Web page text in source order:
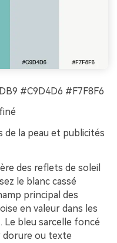
#C9D4D6 #F7F8F6
de la peau et publicités
des reflets de soleil
le blanc cassé
principal des
en valeur dans les
bleu sarcelle foncé
ou texte